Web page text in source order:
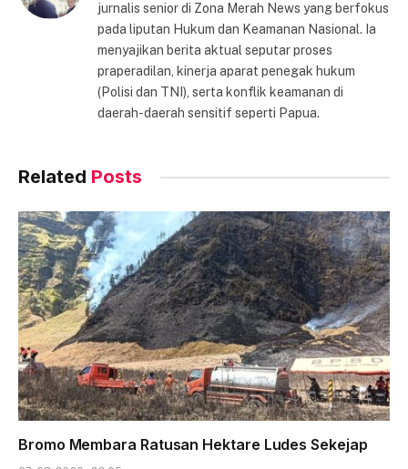
jurnalis senior di Zona Merah News yang berfokus
pada liputan Hukum dan Keamanan Nasional. Ia
menyajikan berita aktual seputar proses
praperadilan, kinerja aparat penegak hukum
(Polisi dan TNI), serta konflik keamanan di
daerah-daerah sensitif seperti Papua.
Related Posts
Bromo Membara Ratusan Hektare Ludes Sekejap